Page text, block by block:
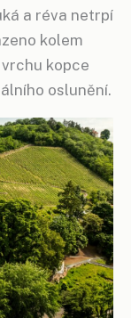
a réva netrpí
kolem
kopce
oslunění.